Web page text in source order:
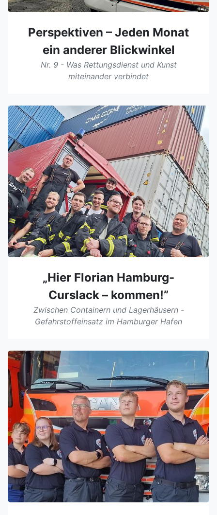
Perspektiven – Jeden Monat
ein anderer Blickwinkel
Nr. 9 - Was Rettungsdienst und Kunst
miteinander verbindet
„Hier Florian Hamburg-
Curslack – kommen!”
Zwischen Containern und Lagerhäusern -
Gefahrstoffeinsatz im Hamburger Hafen